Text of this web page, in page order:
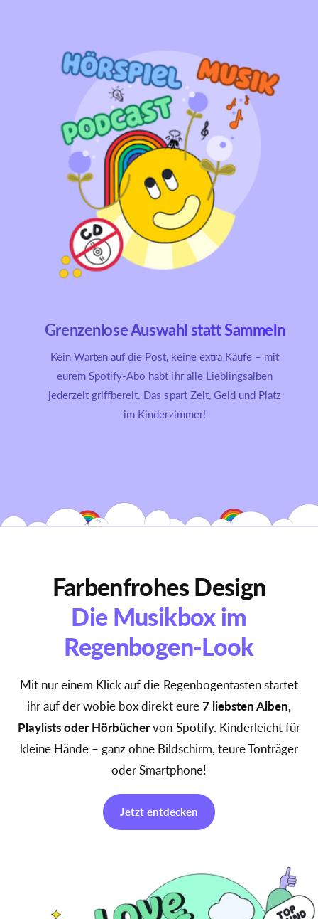
Grenzenlose Auswahl statt Sammeln
Kein Warten auf die Post, keine extra Käufe – mit
eurem Spotify-Abo habt ihr alle Lieblingsalben
jederzeit griffbereit. Das spart Zeit, Geld und Platz
im Kinderzimmer!
Farbenfrohes Design
Die Musikbox im
Regenbogen-Look
Mit nur einem Klick auf die Regenbogentasten startet
ihr auf der wobie box direkt eure7 liebsten Alben,
Playlists oder Hörbüchervon Spotify. Kinderleicht für
kleine Hände – ganz ohne Bildschirm, teure Tonträger
oder Smartphone!
Jetzt entdecken